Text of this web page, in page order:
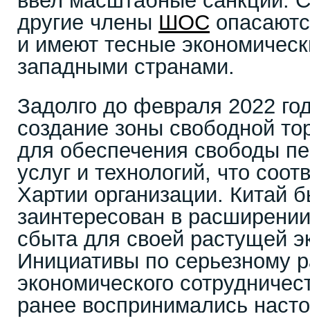
другие члены ШОС
и имеют тесные
западными странами.
Задолго до февраля 2022
создание зоны свободной
для обеспечения свободы
услуг и технологий, что
Хартии организации. Китай
заинтересован в
сбыта для своей растущей
Инициативы по серьезному
экономического
ранее воспринимались